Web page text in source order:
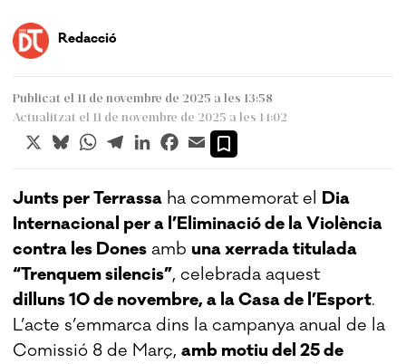
Redacció
Publicat el 11 de novembre de 2025 a les 13:58
Actualitzat el 11 de novembre de 2025 a les 14:02
X BlueskyWhatsApp
TelegramLinkedInFacebook
Email
Junts per Terrassa ha commemorat el Dia
Internacional per a l’Eliminació de la Violència
contra les Dones amb una xerrada titulada
“Trenquem silencis”, celebrada aquest
dilluns 10 de novembre, a la Casa de l’Esport.
L’acte s’emmarca dins la campanya anual de la
Comissió 8 de Març,amb motiu del 25 de